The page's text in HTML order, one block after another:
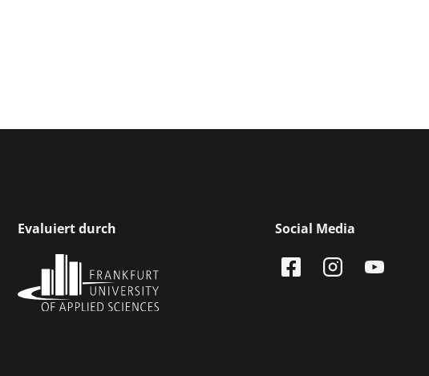
Evaluiert durch Social Media